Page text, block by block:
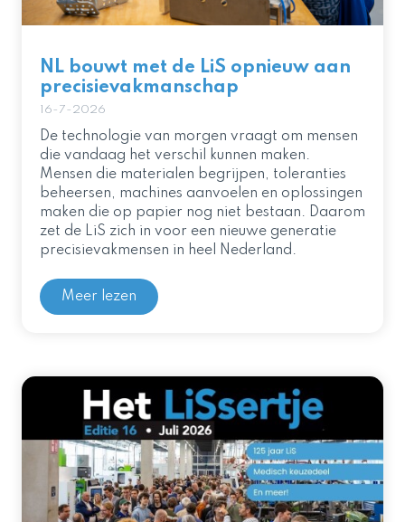
NL bouwt met de LiS opnieuw aan
precisievakmanschap
16-7-2026
De technologie van morgen vraagt om mensen
die vandaag het verschil kunnen maken.
Mensen die materialen begrijpen, toleranties
beheersen, machines aanvoelen en oplossingen
maken die op papier nog niet bestaan. Daarom
zet de LiS zich in voor een nieuwe generatie
precisievakmensen in heel Nederland.
Meer lezen